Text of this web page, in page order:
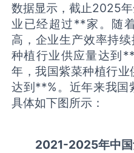
数据显示，截止2025
业已经超过**家。随
高，企业生产效率持
种植行业供应量达到
年，我国紫菜种植行
达到**%。近年来我国
具体如下图所示：
2021-2025年中国